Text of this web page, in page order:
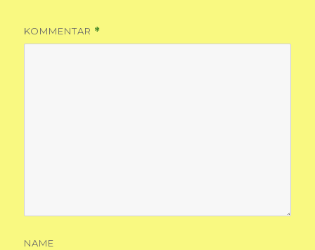
KOMMENTAR *
NAME